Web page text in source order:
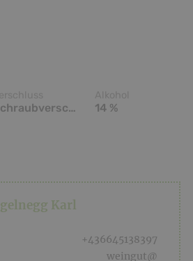
Schraubverschluss 14 %
Karl
+436645138397
weingut@